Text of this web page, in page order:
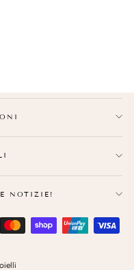
NOTIZIE!